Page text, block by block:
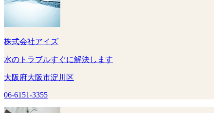
株式会社アイズ
水のトラブルすぐに解決します
大阪府大阪市淀川区
06-6151-3355